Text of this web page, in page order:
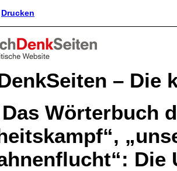
Drucken
– Die
Wörterbuch
Die